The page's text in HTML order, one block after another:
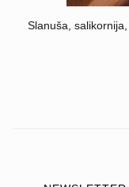
Slanuša,